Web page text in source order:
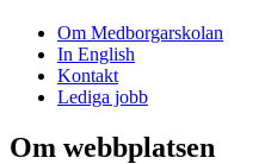
Om Medborgarskolan
In English
Kontakt
Lediga jobb
Om webbplatsen